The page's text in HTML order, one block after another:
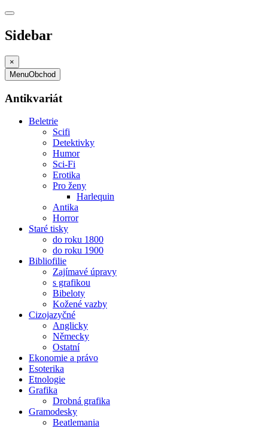
Sidebar
×
MenuObchod
Antikvariát
Beletrie
Scifi
Detektivky
Humor
Sci-Fi
Erotika
Pro ženy
Harlequin
Antika
Horror
Staré tisky
do roku 1800
do roku 1900
Bibliofilie
Zajímavé úpravy
s grafikou
Bibeloty
Kožené vazby
Cizojazyčné
Anglicky
Německy
Ostatní
Ekonomie a právo
Esoterika
Etnologie
Grafika
Drobná grafika
Gramodesky
Beatlemania